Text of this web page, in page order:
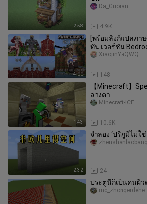
2:58 4.9K
Da_Guoran
4:00
[พร้อมลิงก์แปลภา
ทัน เวอร์ชัน
อัปเดตยักษ์สาว ยัก
148
XiaojinYaQWQ
1:43
【Minecraft】
ลวงตา
10.6K
Minecraft-ICE
2:32
จำลอง ‘ปริภูมิไม่ใ
24
ประตูนี้ก็เป็นคนผิว
mc_zhongerdehe